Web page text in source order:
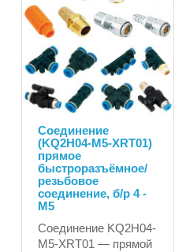
Соединение
(KQ2H04-M5-XRT01)
прямое
быстроразъёмное/
резьбовое
соединение, б/р 4 -
M5
Соединение KQ2H04-
M5-XRT01 — прямой